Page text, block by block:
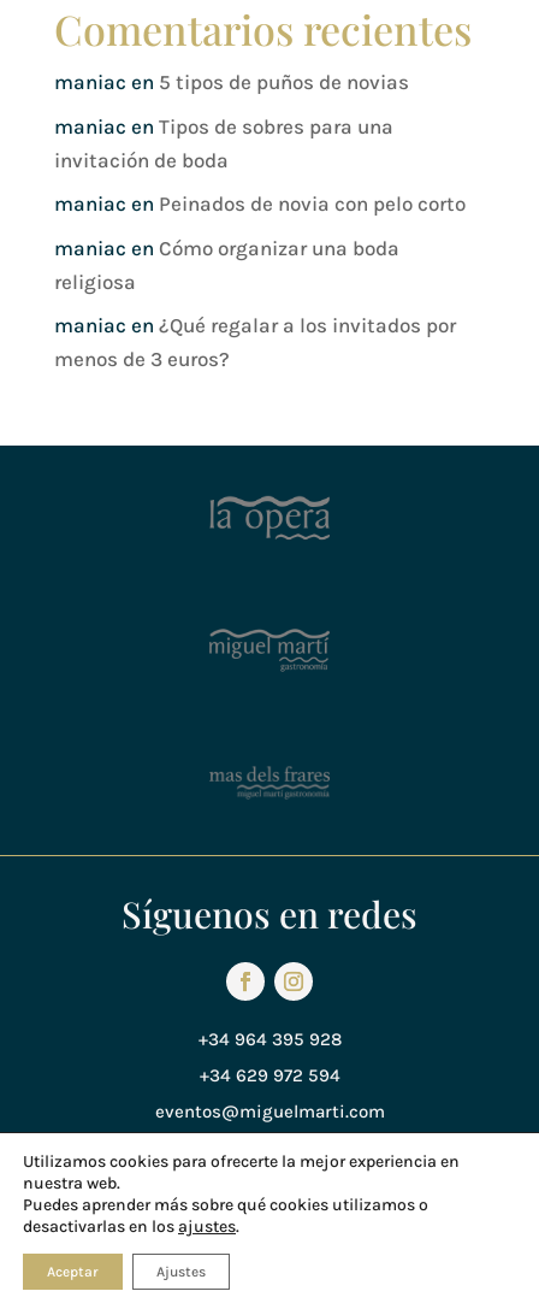
Comentarios recientes
maniac en 5 tipos de puños de novias
maniac en Tipos de sobres para una
invitación de boda
maniac en Peinados de novia con pelo corto
maniac en Cómo organizar una boda
religiosa
maniac en ¿Qué regalar a los invitados por
menos de 3 euros?
Síguenos en redes
+34 964 395 928
+34 629 972 594
eventos@miguelmarti.com
Política de Privacidad
Política de Cookies
© Copyright 2018 Miguel Martí
Utilizamos cookies para ofrecerte la mejor experiencia en
nuestra web.
Puedes aprender más sobre qué cookies utilizamos o
desactivarlas en losajustes.
Aceptar Ajustes